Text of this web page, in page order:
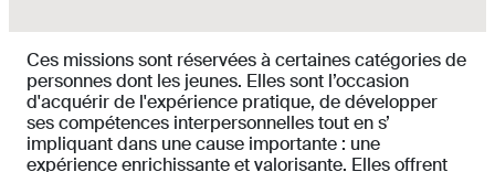
Ces missions sont réservées à certaines catégories de
personnes dont les jeunes. Elles sont l’occasion
d'acquérir de l'expérience pratique, de développer
ses compétences interpersonnelles tout en s’
impliquant dans une cause importante : une
expérience enrichissante et valorisante. Elles offrent